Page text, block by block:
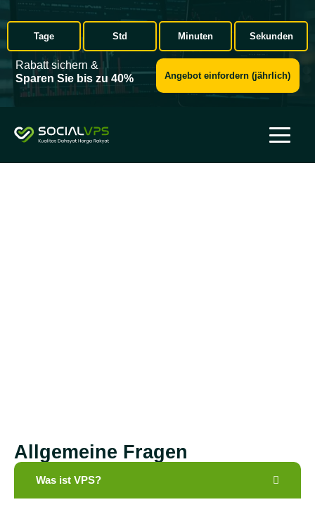
Tage Std Minuten Sekunden
Rabatt sichern &
Sparen Sie bis zu 40%
Angebot einfordern (jährlich)
Allgemeine Fragen
Was ist VPS?